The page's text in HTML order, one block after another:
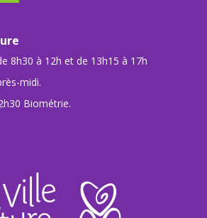
8h30 à 12h et de 13h15 à 17h
midi.
Biométrie.